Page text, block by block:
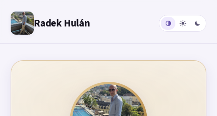
Radek Hulán